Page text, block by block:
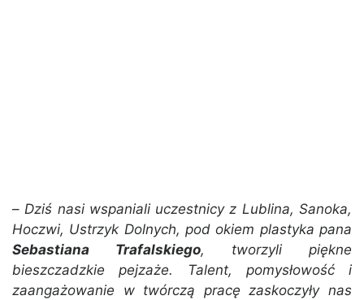
–Dziś nasi wspaniali uczestnicy z Lublina, Sanoka,
Hoczwi, Ustrzyk Dolnych, pod okiem plastyka pana
Sebastiana Trafalskiego, tworzyli piękne
bieszczadzkie pejzaże. Talent, pomysłowość i
zaangażowanie w twórczą pracę zaskoczyły nas